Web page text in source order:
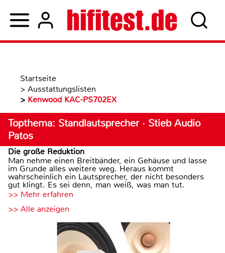
Startseite
> Ausstattungslisten
> Kenwood KAC-PS702EX
Topthema: Standlautsprecher · Stieb Audio
Patos
Die große Reduktion
Man nehme einen Breitbänder, ein Gehäuse und lasse
im Grunde alles weitere weg. Heraus kommt
wahrscheinlich ein Lautsprecher, der nicht besonders
gut klingt. Es sei denn, man weiß, was man tut.
>> Mehr erfahren
>> Alle anzeigen